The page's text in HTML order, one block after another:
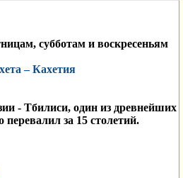
субботам и воскресеньям
– Кахетия
- Тбилиси, один из древнейших
перевалил за 15 столетий.